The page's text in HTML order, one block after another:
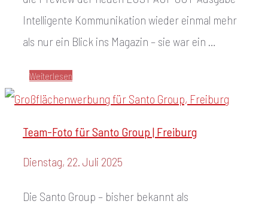
Intelligente Kommunikation wieder einmal mehr
als nur ein Blick ins Magazin – sie war ein …
Weiterlesen
Team-Foto für Santo Group | Freiburg
Dienstag, 22. Juli 2025
Die Santo Group – bisher bekannt als